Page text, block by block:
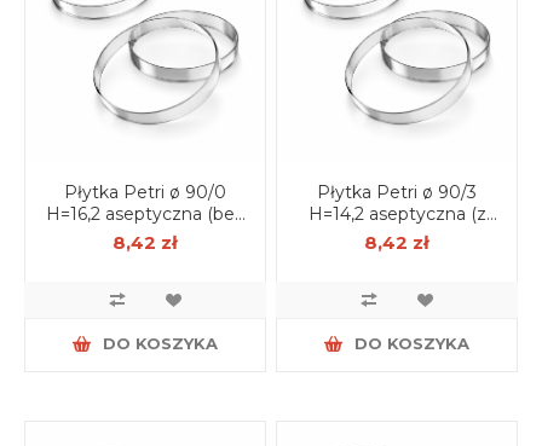
Płytka Petri ø 90/0
H=16,2 aseptyczna (bez
wentylacji) op. 25 szt.
8,42 zł
DO KOSZYKA
Płytka Petri ø 90/3
H=14,2 aseptyczna (z
wentylacją) op. 25 szt.
8,42 zł
DO KOSZYKA